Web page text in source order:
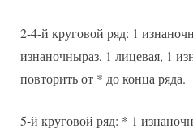
2-4-й круговой ряд: 1
изнаночныраз, 1 лицевая, 1
повторить от * до конца ряда.
5-й круговой ряд: * 1